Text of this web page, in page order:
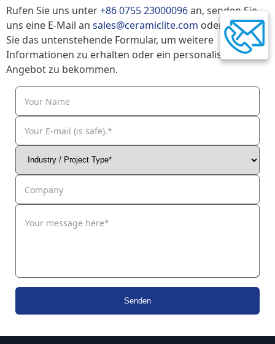
Rufen Sie uns unter+86 0755 23000096an, senden Sie
uns eine E-Mail an sales@ceramiclite.com oder senden
Sie das untenstehende Formular, um weitere
Informationen zu erhalten oder ein personalisiertes
Angebot zu bekommen.
Your Name
Your E-mail (is safe).*
Company
Senden